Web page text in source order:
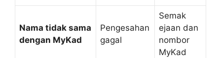
Nama tidak sama
dengan MyKad
Pengesahan
gagal
Semak
ejaan dan
nombor
MyKad